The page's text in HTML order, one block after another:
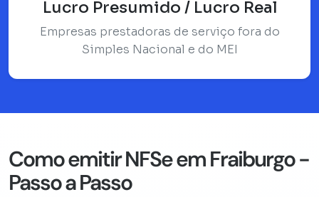
Lucro Presumido / Lucro Real
Empresas prestadoras de serviço fora do
Simples Nacional e do MEI
Como emitir NFSe em Fraiburgo -
Passo a Passo